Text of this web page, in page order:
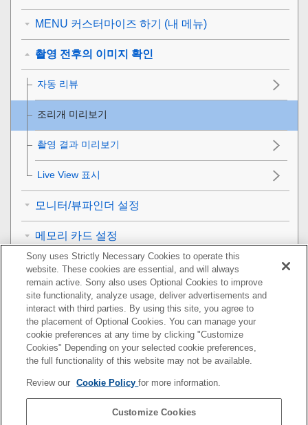
MENU 커스터마이즈 하기 (내 메뉴)
촬영 전후의 이미지 확인
자동 리뷰
조리개 미리보기
촬영 결과 미리보기
Live View 표시
모니터/뷰파인더 설정
메모리 카드 설정
카메라 설정
카메라 초기화
네트워크 기능 사용하기
컴퓨터 사용하기
MENU 항목 목록
사전 주의 사항/본 제품
Sony uses Strictly Necessary Cookies to operate this
website. These cookies are essential, and will always
remain active. Sony also uses Optional Cookies to improve
site functionality, analyze usage, deliver advertisements and
interact with third parties. By using this site, you agree to
the placement of Optional Cookies. You can manage your
cookie preferences at any time by clicking "Customize
Cookies" Depending on your selected cookie preferences,
the full functionality of this website may not be available.
Review our Cookie Policyfor more information.
Customize Cookies